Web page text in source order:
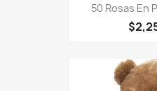
50 Rosas En